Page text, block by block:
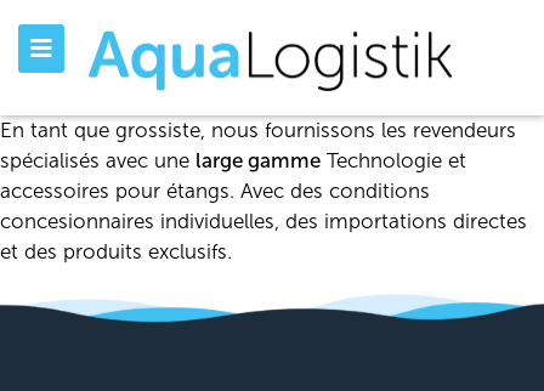
En tant que grossiste, nous fournissons les revendeurs
spécialisés avec une large gamme Technologie et
accessoires pour étangs. Avec des conditions
concesionnaires individuelles, des importations directes
et des produits exclusifs.